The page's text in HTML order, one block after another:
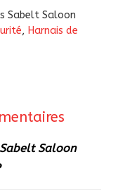
Sabelt Saloon
, Harnais de
Saloon